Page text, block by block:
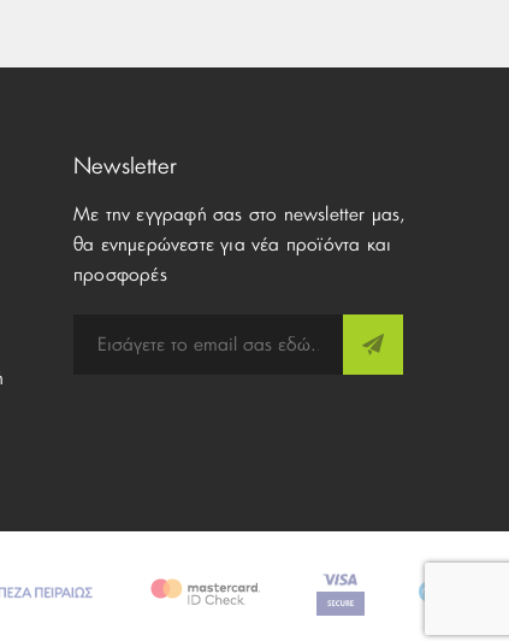
Newsletter
Με την εγγραφή σας στο newsletter μας,
θα ενημερώνεστε για νέα προϊόντα και
προσφορές